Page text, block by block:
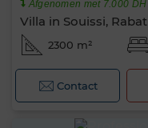
Afgenomen met 7.000 DH
Villa in Souissi, Rabat
2300 m²
Contact